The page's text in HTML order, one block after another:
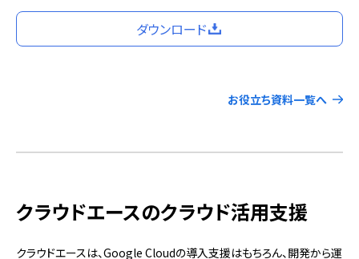
ダウンロード
お役立ち資料一覧へ
クラウドエースのクラウド活用支援
クラウドエースは、Google Cloudの導入支援はもちろん、開発から運